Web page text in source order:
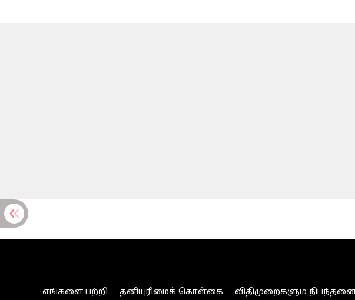
எங்களை பற்றி தனியுரிமைக் கொள்கை விதிமுறைகளும்